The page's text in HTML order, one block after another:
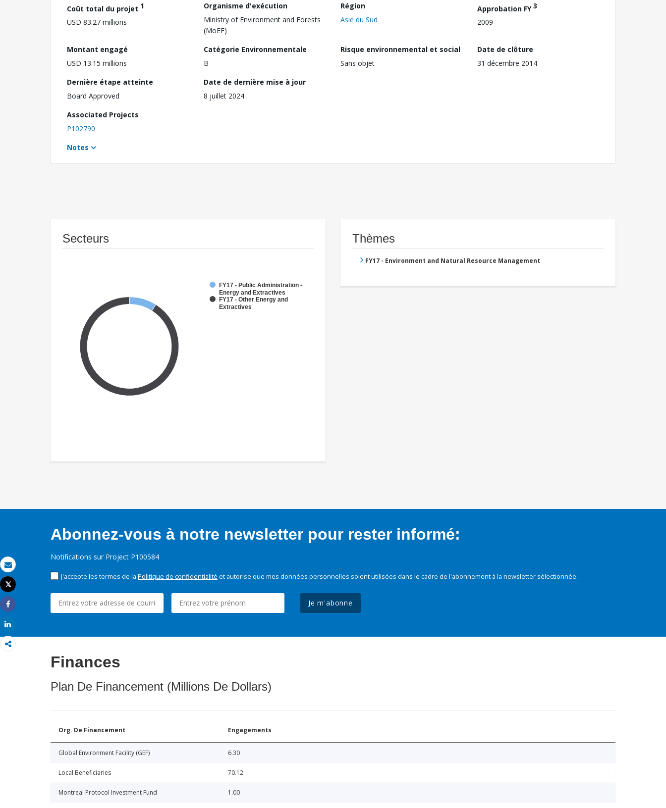
Email
Imprimer
Tweet
Share
Coût total du projet 1
USD 83.27 millions
Organisme d'exécution
Ministry of Environment and Forests
(MoEF)
Région
Asie du Sud
Approbation FY3
2009
Montant engagé
USD 13.15 millions
Catégorie Environnementale
B
Risque environnemental et social
Sans objet
Date de clôture
31 décembre 2014
Dernière étape atteinte
Board Approved
Date de dernière mise à jour
8 juillet 2024
Associated Projects
P102790
Notes
Secteurs
FY17 - Public Administration -
Energy and Extractives
FY17 - Other Energy and
Extractives
Thèmes
FY17 - Environment and Natural Resource Management
Abonnez-vous à notre newsletter pour rester informé:
Notifications sur Project P100584
J'accepte les termes de la Politique de confidentialité et autorise que mes données personnelles soient utilisées dans le cadre de l'abonnement à la newsletter sélectionnée.
Je m'abonne
Finances
Plan De Financement (Millions De Dollars)
Org. De Financement Engagements
Global Environment Facility (GEF) 6.30
Local Beneficiaries 70.12
Montreal Protocol Investment Fund 1.00